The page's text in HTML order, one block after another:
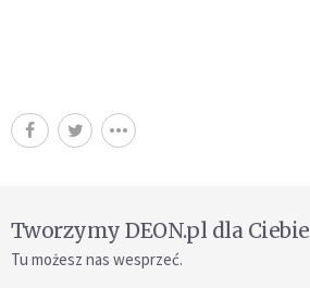
Tworzymy DEON.pl dla Ciebie
Tu możesz nas wesprzeć.